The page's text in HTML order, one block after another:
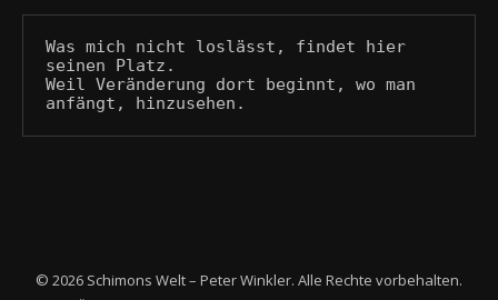
Was mich nicht loslässt, findet hier
seinen Platz.
Weil Veränderung dort beginnt, wo man
anfängt, hinzusehen.
© 2026 Schimons Welt – Peter Winkler. Alle Rechte vorbehalten.